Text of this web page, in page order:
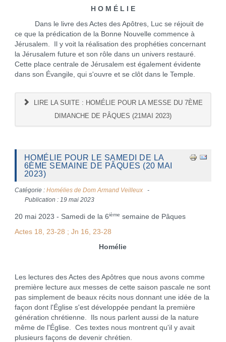
H O M É L I E
Dans le livre des Actes des Apôtres, Luc se réjouit de
ce que la prédication de la Bonne Nouvelle commence à
Jérusalem. Il y voit la réalisation des prophéties concernant
la Jérusalem future et son rôle dans un univers restauré.
Cette place centrale de Jérusalem est également évidente
dans son Évangile, qui s'ouvre et se clôt dans le Temple.
LIRE LA SUITE : HOMÉLIE POUR LA MESSE DU 7ÈME
DIMANCHE DE PÂQUES (21MAI 2023)
HOMÉLIE POUR LE SAMEDI DE LA
6ÈME SEMAINE DE PÂQUES (20 MAI
2023)
Catégorie : Homélies de Dom Armand Veilleux
Publication : 19 mai 2023
20 mai 2023 - Samedi de la 6ième semaine de Pâques
Actes 18, 23-28 ; Jn 16, 23-28
Homélie
Les lectures des Actes des Apôtres que nous avons comme
première lecture aux messes de cette saison pascale ne sont
pas simplement de beaux récits nous donnant une idée de la
façon dont l'Église s'est développée pendant la première
génération chrétienne. Ils nous parlent aussi de la nature
même de l'Église. Ces textes nous montrent qu'il y avait
plusieurs façons de devenir chrétien.